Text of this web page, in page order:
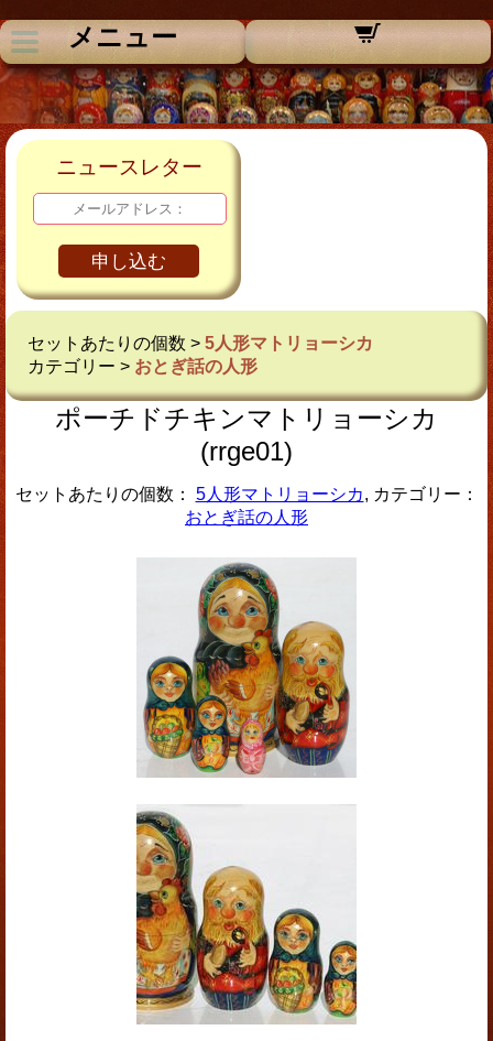
メニュー
ニュースレター
申し込む
セットあたりの個数 > 5人形マトリョーシカ
カテゴリー > おとぎ話の人形
ポーチドチキンマトリョーシカ
(rrge01)
セットあたりの個数： 5人形マトリョーシカ, カテゴリー：
おとぎ話の人形